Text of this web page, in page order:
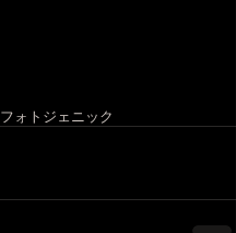
フォトジェニック